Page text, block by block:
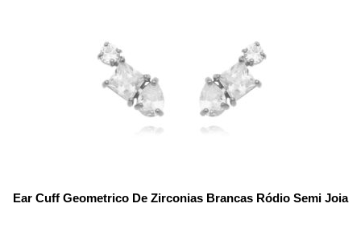
Ear Cuff Geometrico De Zirconias Brancas Ródio Semi Joia